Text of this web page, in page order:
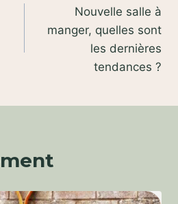
Nouvelle salle à
manger, quelles sont
les dernières
tendances ?